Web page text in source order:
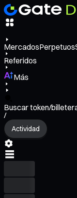
MercadosPerpetuos
Referidos
Más
Buscar token/
/
Actividad